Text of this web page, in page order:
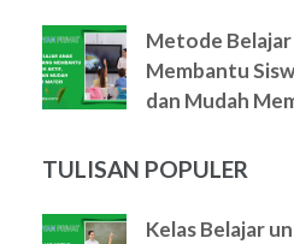
Metode
Membantu
dan Mudah
TULISAN POPULER
Kelas Belajar